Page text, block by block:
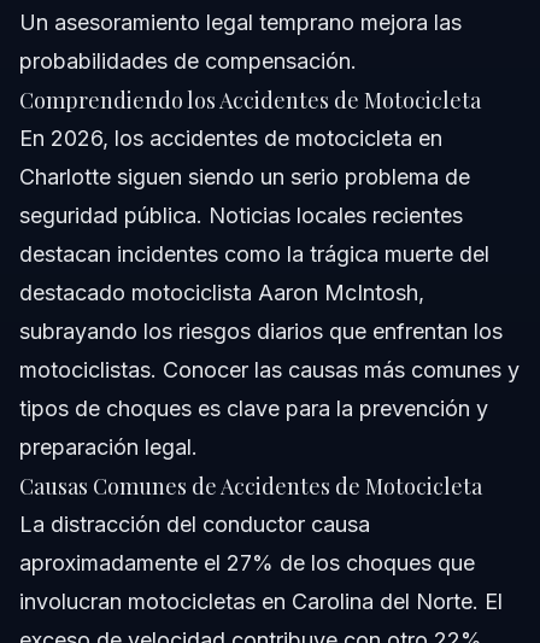
Un asesoramiento legal temprano mejora las
probabilidades de compensación.
Comprendiendo los Accidentes de Motocicleta
En 2026, los accidentes de motocicleta en
Charlotte siguen siendo un serio problema de
seguridad pública. Noticias locales recientes
destacan incidentes como la trágica muerte del
destacado motociclista Aaron McIntosh,
subrayando los riesgos diarios que enfrentan los
motociclistas. Conocer las causas más comunes y
tipos de choques es clave para la prevención y
preparación legal.
Causas Comunes de Accidentes de Motocicleta
La distracción del conductor causa
aproximadamente el 27% de los choques que
involucran motocicletas en Carolina del Norte. El